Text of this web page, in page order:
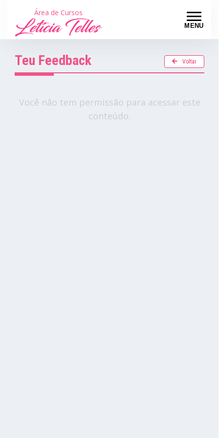
MENU
Área de Cursos
Teu Feedback Voltar
Você não tem permissão para acessar este
conteúdo.